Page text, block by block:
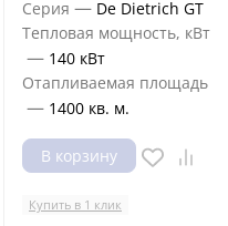
Серия — De Dietrich GT
Тепловая мощность, кВт
— 140 кВт
Отапливаемая площадь
— 1400 кв. м.
В корзину
Купить в 1 клик